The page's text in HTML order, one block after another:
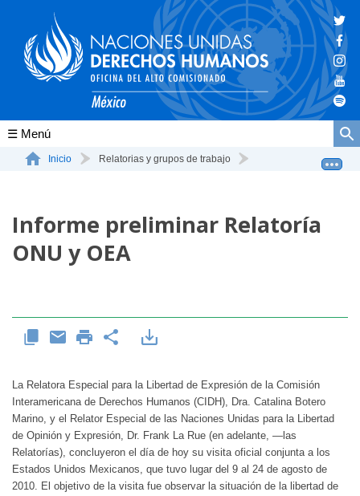
Conócenos
La ONU-DH en México
Vacantes ONU-DH México
Inicio Relatorias y grupos de trabajo
Informe preliminar Relatoría
ONU y OEA
La Relatora Especial para la Libertad de Expresión de la Comisión
Interamericana de Derechos Humanos (CIDH), Dra. Catalina Botero
Marino, y el Relator Especial de las Naciones Unidas para la Libertad
de Opinión y Expresión, Dr. Frank La Rue (en adelante, ―las
Relatorías), concluyeron el día de hoy su visita oficial conjunta a los
Estados Unidos Mexicanos, que tuvo lugar del 9 al 24 de agosto de
2010. El objetivo de la visita fue observar la situación de la libertad de